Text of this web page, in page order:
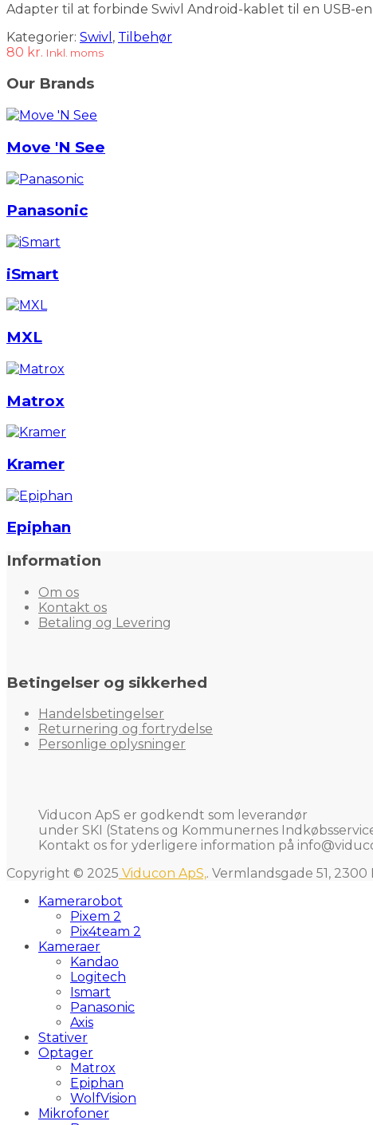
Adapter til at forbinde Swivl Android-kablet til en USB-
Kategorier: Swivl , Tilbehør
80 kr. Inkl. moms
Our Brands
Move 'N See
Panasonic
iSmart
MXL
Matrox
Kramer
Epiphan
Information
Om os
Kontakt os
Betaling og Levering
Betingelser og sikkerhed
Handelsbetingelser
Returnering og fortrydelse
Personlige oplysninger
Viducon ApS er godkendt som leverandør
under SKI (Statens og Kommunernes
Kontakt os for yderligere information på
Copyright © 2025 Viducon ApS,. Vermlandsgade 51, 2300
Kamerarobot
Pixem 2
Pix4team 2
Kameraer
Kandao
Logitech
Ismart
Panasonic
Axis
Stativer
Optager
Matrox
Epiphan
WolfVision
Mikrofoner